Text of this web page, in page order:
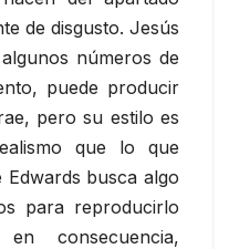
de disgusto. Jesús
números de
puede producir
pero su estilo es
que lo que
Edwards busca algo
para reproducirlo
consecuencia,